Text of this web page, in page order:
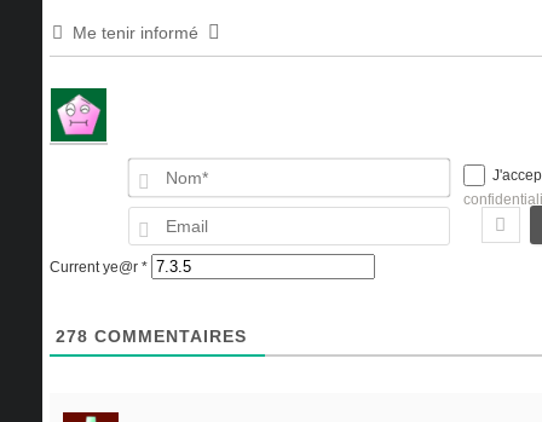
Me tenir informé
Nom*
Current ye@r *
278 COMMENTAIRES